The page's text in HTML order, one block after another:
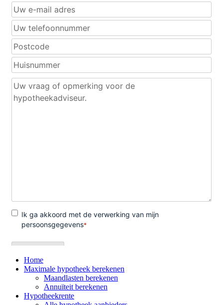
Home
Maximale hypotheek berekenen
Maandlasten berekenen
Annuïteit berekenen
Hypotheekrente